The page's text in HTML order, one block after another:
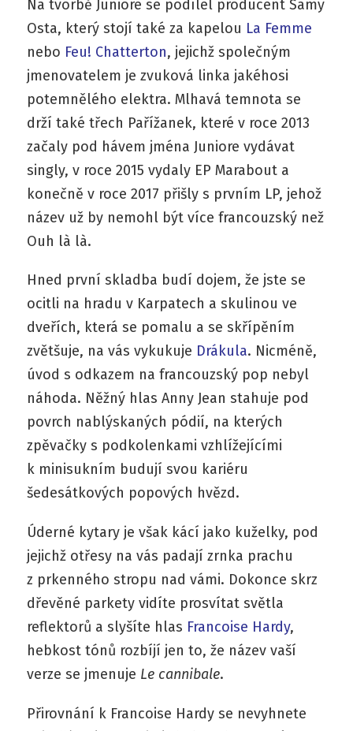
Na tvorbě Juniore se podílel producent Samy
Osta, který stojí také za kapelou La Femme
nebo Feu! Chatterton, jejichž společným
jmenovatelem je zvuková linka jakéhosi
potemnělého elektra. Mlhavá temnota se
drží také třech Pařížanek, které v roce 2013
začaly pod hávem jména Juniore vydávat
singly, v roce 2015 vydaly EP Marabout a
konečně v roce 2017 přišly s prvním LP, jehož
název už by nemohl být více francouzský než
Ouh là là.
Hned první skladba budí dojem, že jste se
ocitli na hradu v Karpatech a skulinou ve
dveřích, která se pomalu a se skřípěním
zvětšuje, na vás vykukuje Drákula. Nicméně,
úvod s odkazem na francouzský pop nebyl
náhoda. Něžný hlas Anny Jean stahuje pod
povrch nablýskaných pódií, na kterých
zpěvačky s podkolenkami vzhlížejícími
k minisukním budují svou kariéru
šedesátkových popových hvězd.
Úderné kytary je však kácí jako kuželky, pod
jejichž otřesy na vás padají zrnka prachu
z prkenného stropu nad vámi. Dokonce skrz
dřevěné parkety vidíte prosvítat světla
reflektorů a slyšíte hlas Francoise Hardy,
hebkost tónů rozbíjí jen to, že název vaší
verze se jmenuje Le cannibale.
Přirovnání k Francoise Hardy se nevyhnete